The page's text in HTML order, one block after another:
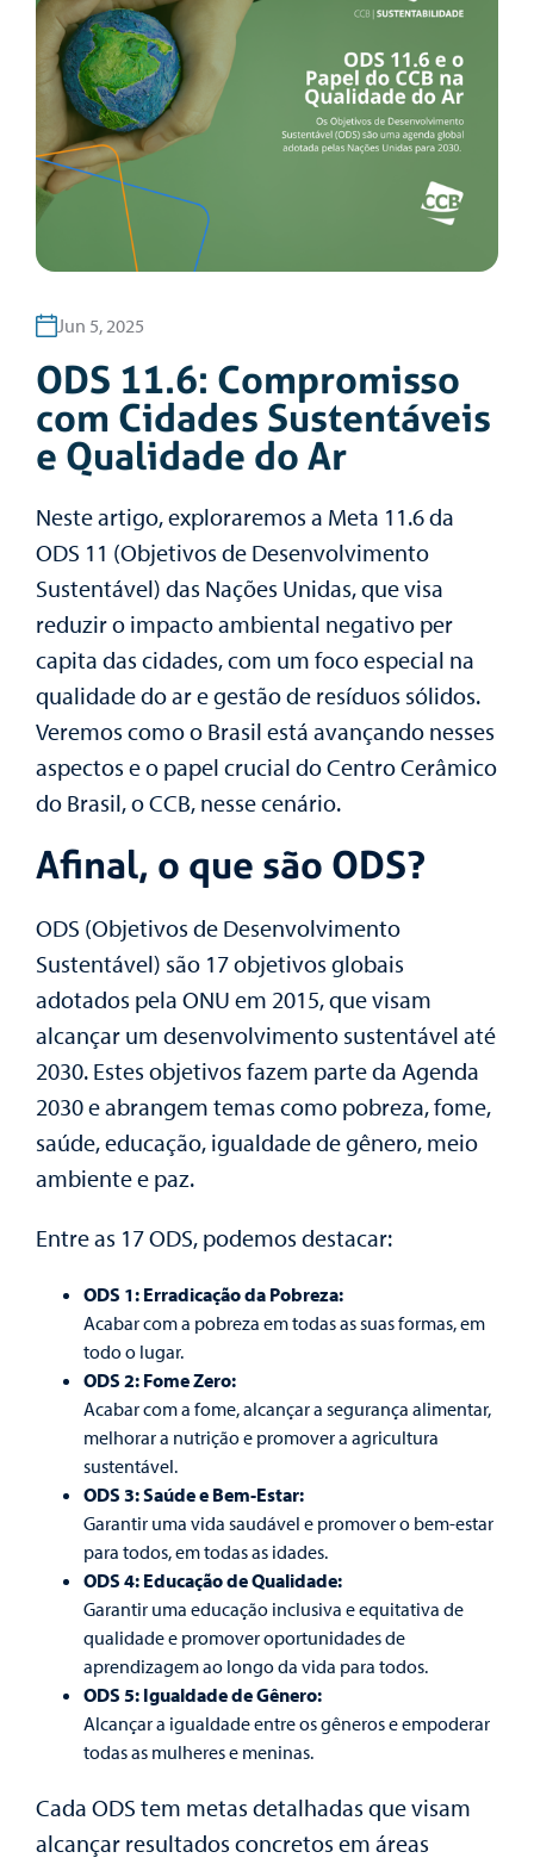
Jun 5, 2025
ODS 11.6: Compromisso
com Cidades Sustentáveis
e Qualidade do Ar
Neste artigo, exploraremos a Meta 11.6 da
ODS 11 (Objetivos de Desenvolvimento
Sustentável) das Nações Unidas, que visa
reduzir o impacto ambiental negativo per
capita das cidades, com um foco especial na
qualidade do ar e gestão de resíduos sólidos.
Veremos como o Brasil está avançando nesses
aspectos e o papel crucial do Centro Cerâmico
do Brasil, o CCB, nesse cenário.
Afinal, o que são ODS?
ODS (Objetivos de Desenvolvimento
Sustentável) são 17 objetivos globais
adotados pela ONU em 2015, que visam
alcançar um desenvolvimento sustentável até
2030. Estes objetivos fazem parte da Agenda
2030 e abrangem temas como pobreza, fome,
saúde, educação, igualdade de gênero, meio
ambiente e paz.
Entre as 17 ODS, podemos destacar:
ODS 1: Erradicação da Pobreza:
Acabar com a pobreza em todas as suas formas, em
todo o lugar.
ODS 2: Fome Zero:
Acabar com a fome, alcançar a segurança alimentar,
melhorar a nutrição e promover a agricultura
sustentável.
ODS 3: Saúde e Bem-Estar:
Garantir uma vida saudável e promover o bem-estar
para todos, em todas as idades.
ODS 4: Educação de Qualidade:
Garantir uma educação inclusiva e equitativa de
qualidade e promover oportunidades de
aprendizagem ao longo da vida para todos.
ODS 5: Igualdade de Gênero:
Alcançar a igualdade entre os gêneros e empoderar
todas as mulheres e meninas.
Cada ODS tem metas detalhadas que visam
alcançar resultados concretos em áreas